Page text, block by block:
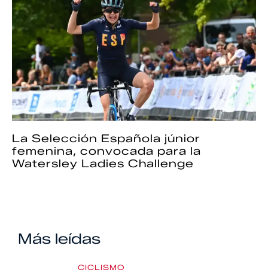
La Selección Española júnior
femenina, convocada para la
Watersley Ladies Challenge
Más leídas
CICLISMO